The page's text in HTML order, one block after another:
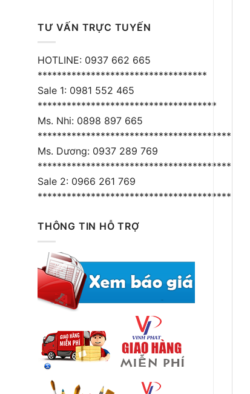
TƯ VẤN TRỰC TUYẾN
HOTLINE: 0937 662 665
***********************************
Sale 1: 0981 552 465
*************************************
Ms. Nhi: 0898 897 665
****************************************
Ms. Dương: 0937 289 769
*****************************************
Sale 2: 0966 261 769
*****************************************
THÔNG TIN HỖ TRỢ